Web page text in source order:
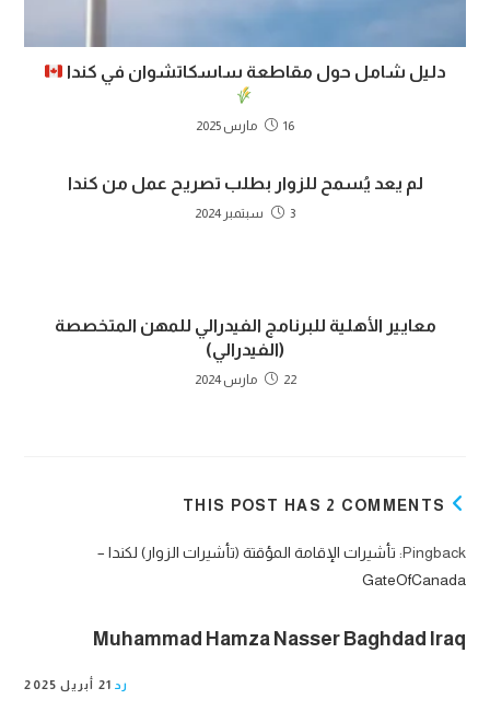
دليل شامل حول مقاطعة ساسكاتشوان في كندا
16 مارس 2025
لم يعد يُسمح للزوار بطلب تصريح عمل من كندا
3 سبتمبر 2024
معايير الأهلية للبرنامج الفيدرالي للمهن المتخصصة
(الفيدرالي)
22 مارس 2024
THIS POST HAS 2 COMMENTS
Pingback: تأشيرات الإقامة المؤقتة (تأشيرات الزوار) لكندا –
GateOfCanada
Muhammad Hamza Nasser Baghdad Iraq
رد 21 أبريل 2025